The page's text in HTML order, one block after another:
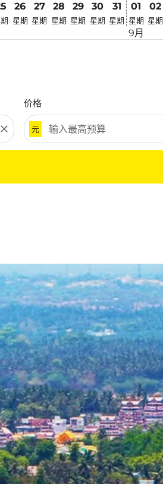
26
星期
27
星期
28
星期
29
星期
30
星期
31
星期
01
星期
9月
02
星期
close
价格
元